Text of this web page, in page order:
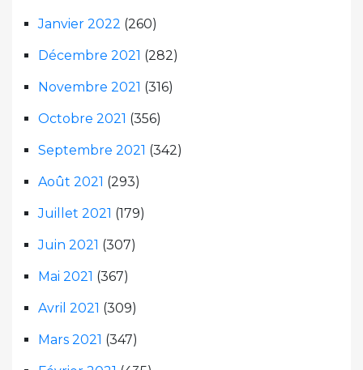
Janvier 2022 (260)
Décembre 2021 (282)
Novembre 2021 (316)
Octobre 2021 (356)
Septembre 2021 (342)
Août 2021 (293)
Juillet 2021 (179)
Juin 2021 (307)
Mai 2021 (367)
Avril 2021 (309)
Mars 2021 (347)